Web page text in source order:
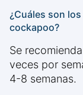
¿Cuáles son
cockapoo?
Se
veces por
4-8 semanas.